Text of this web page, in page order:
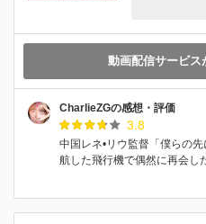
動画配信サービス
CharlieZGの感想・評価
3.8
中国レネ•リウ監督「僕らの
航した飛行機で偶然に再会し